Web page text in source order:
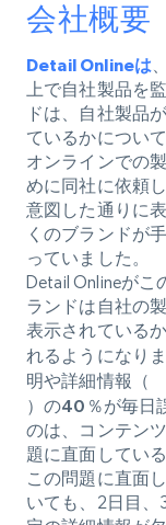
会社概要
Detail Onlineは
上で自社製品を
ドは、自社製品
ているかについ
オンラインでの
めに同社に依頼
意図した通りに
くのブランドが
っていました。
Detail Onlineが
ランドは自社の
表示されている
れるようになり
明や詳細情報（
）の40％が毎日
のは、コンテン
題に直面してい
この問題に直面
いても、2日目